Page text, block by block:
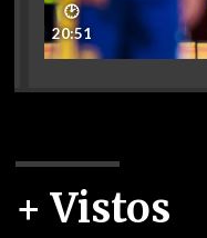
🕑
20:51
+ Vistos